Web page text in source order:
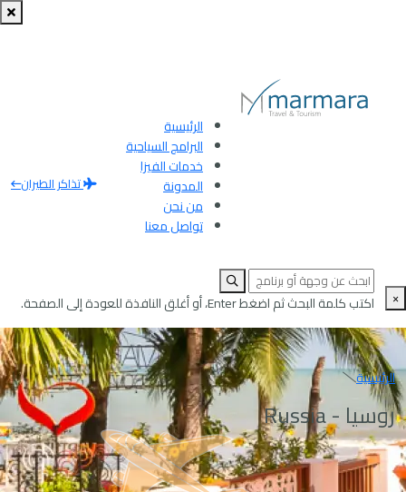
الرئيسية
البرامج السياحية
خدمات الفيزا
المدونة
من نحن
تواصل معنا
تذاكر الطيران
× اكتب كلمة البحث ثم اضغط Enter، أو أغلق النافذة للعودة إلى الصفحة.
الرئيسية
روسيا - Russia